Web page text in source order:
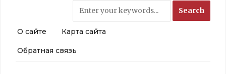
О сайте Карта сайта
Обратная связь